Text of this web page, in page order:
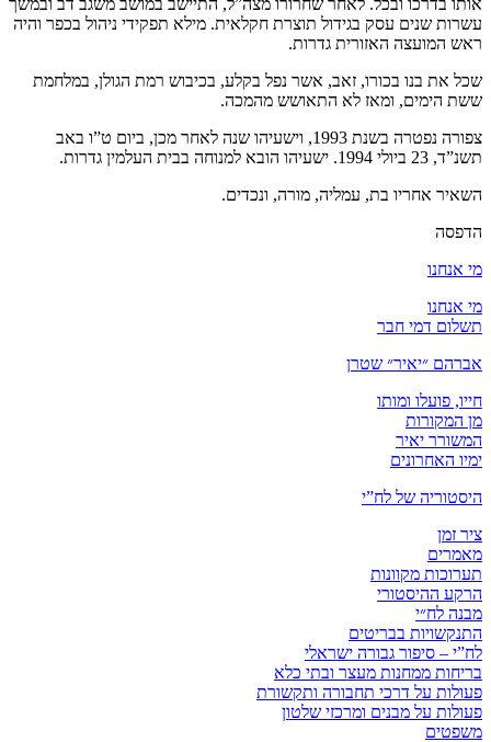
אותו בדרכו ובכל. לאחר שחרורו מצה”ל, התיישב במושב משגב דב ובמשך
עשרות שנים עסק בגידול תוצרת חקלאית. מילא תפקידי ניהול בכפר והיה
ראש המועצה האזורית גדרות.
שכל את בנו בכורו, זאב, אשר נפל בקלע, בכיבוש רמת הגולן, במלחמת
ששת הימים, ומאז לא התאושש מהמכה.
צפורה נפטרה בשנת 1993, וישעיהו שנה לאחר מכן, ביום ט”ו באב
תשנ”ד, 23 ביולי 1994. ישעיהו הובא למנוחה בבית העלמין גדרות.
השאיר אחריו בת, עמליה, מורה, ונכדים.
הדפסה
מי אנחנו
מי אנחנו
תשלום דמי חבר
אברהם ״יאיר״ שטרן
חייו, פועלו ומותו
מן המקורות
המשורר יאיר
ימיו האחרונים
היסטוריה של לח”י
ציר זמן
מאמרים
תערוכות מקוונות
הרקע ההיסטורי
מבנה לח״י
התנקשויות בבריטים
לח”י – סיפור גבורה ישראלי
בריחות ממחנות מעצר ובתי כלא
פעולות על דרכי תחבורה ותקשורת
פעולות על מבנים ומרכזי שלטון
משפטים